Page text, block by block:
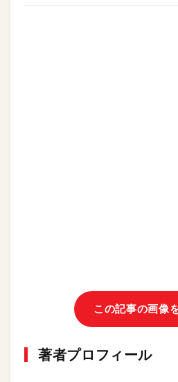
この記事の画像
著者プロフィール